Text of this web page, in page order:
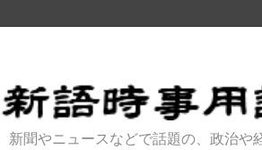
新聞やニュースなどで話題の、政治や